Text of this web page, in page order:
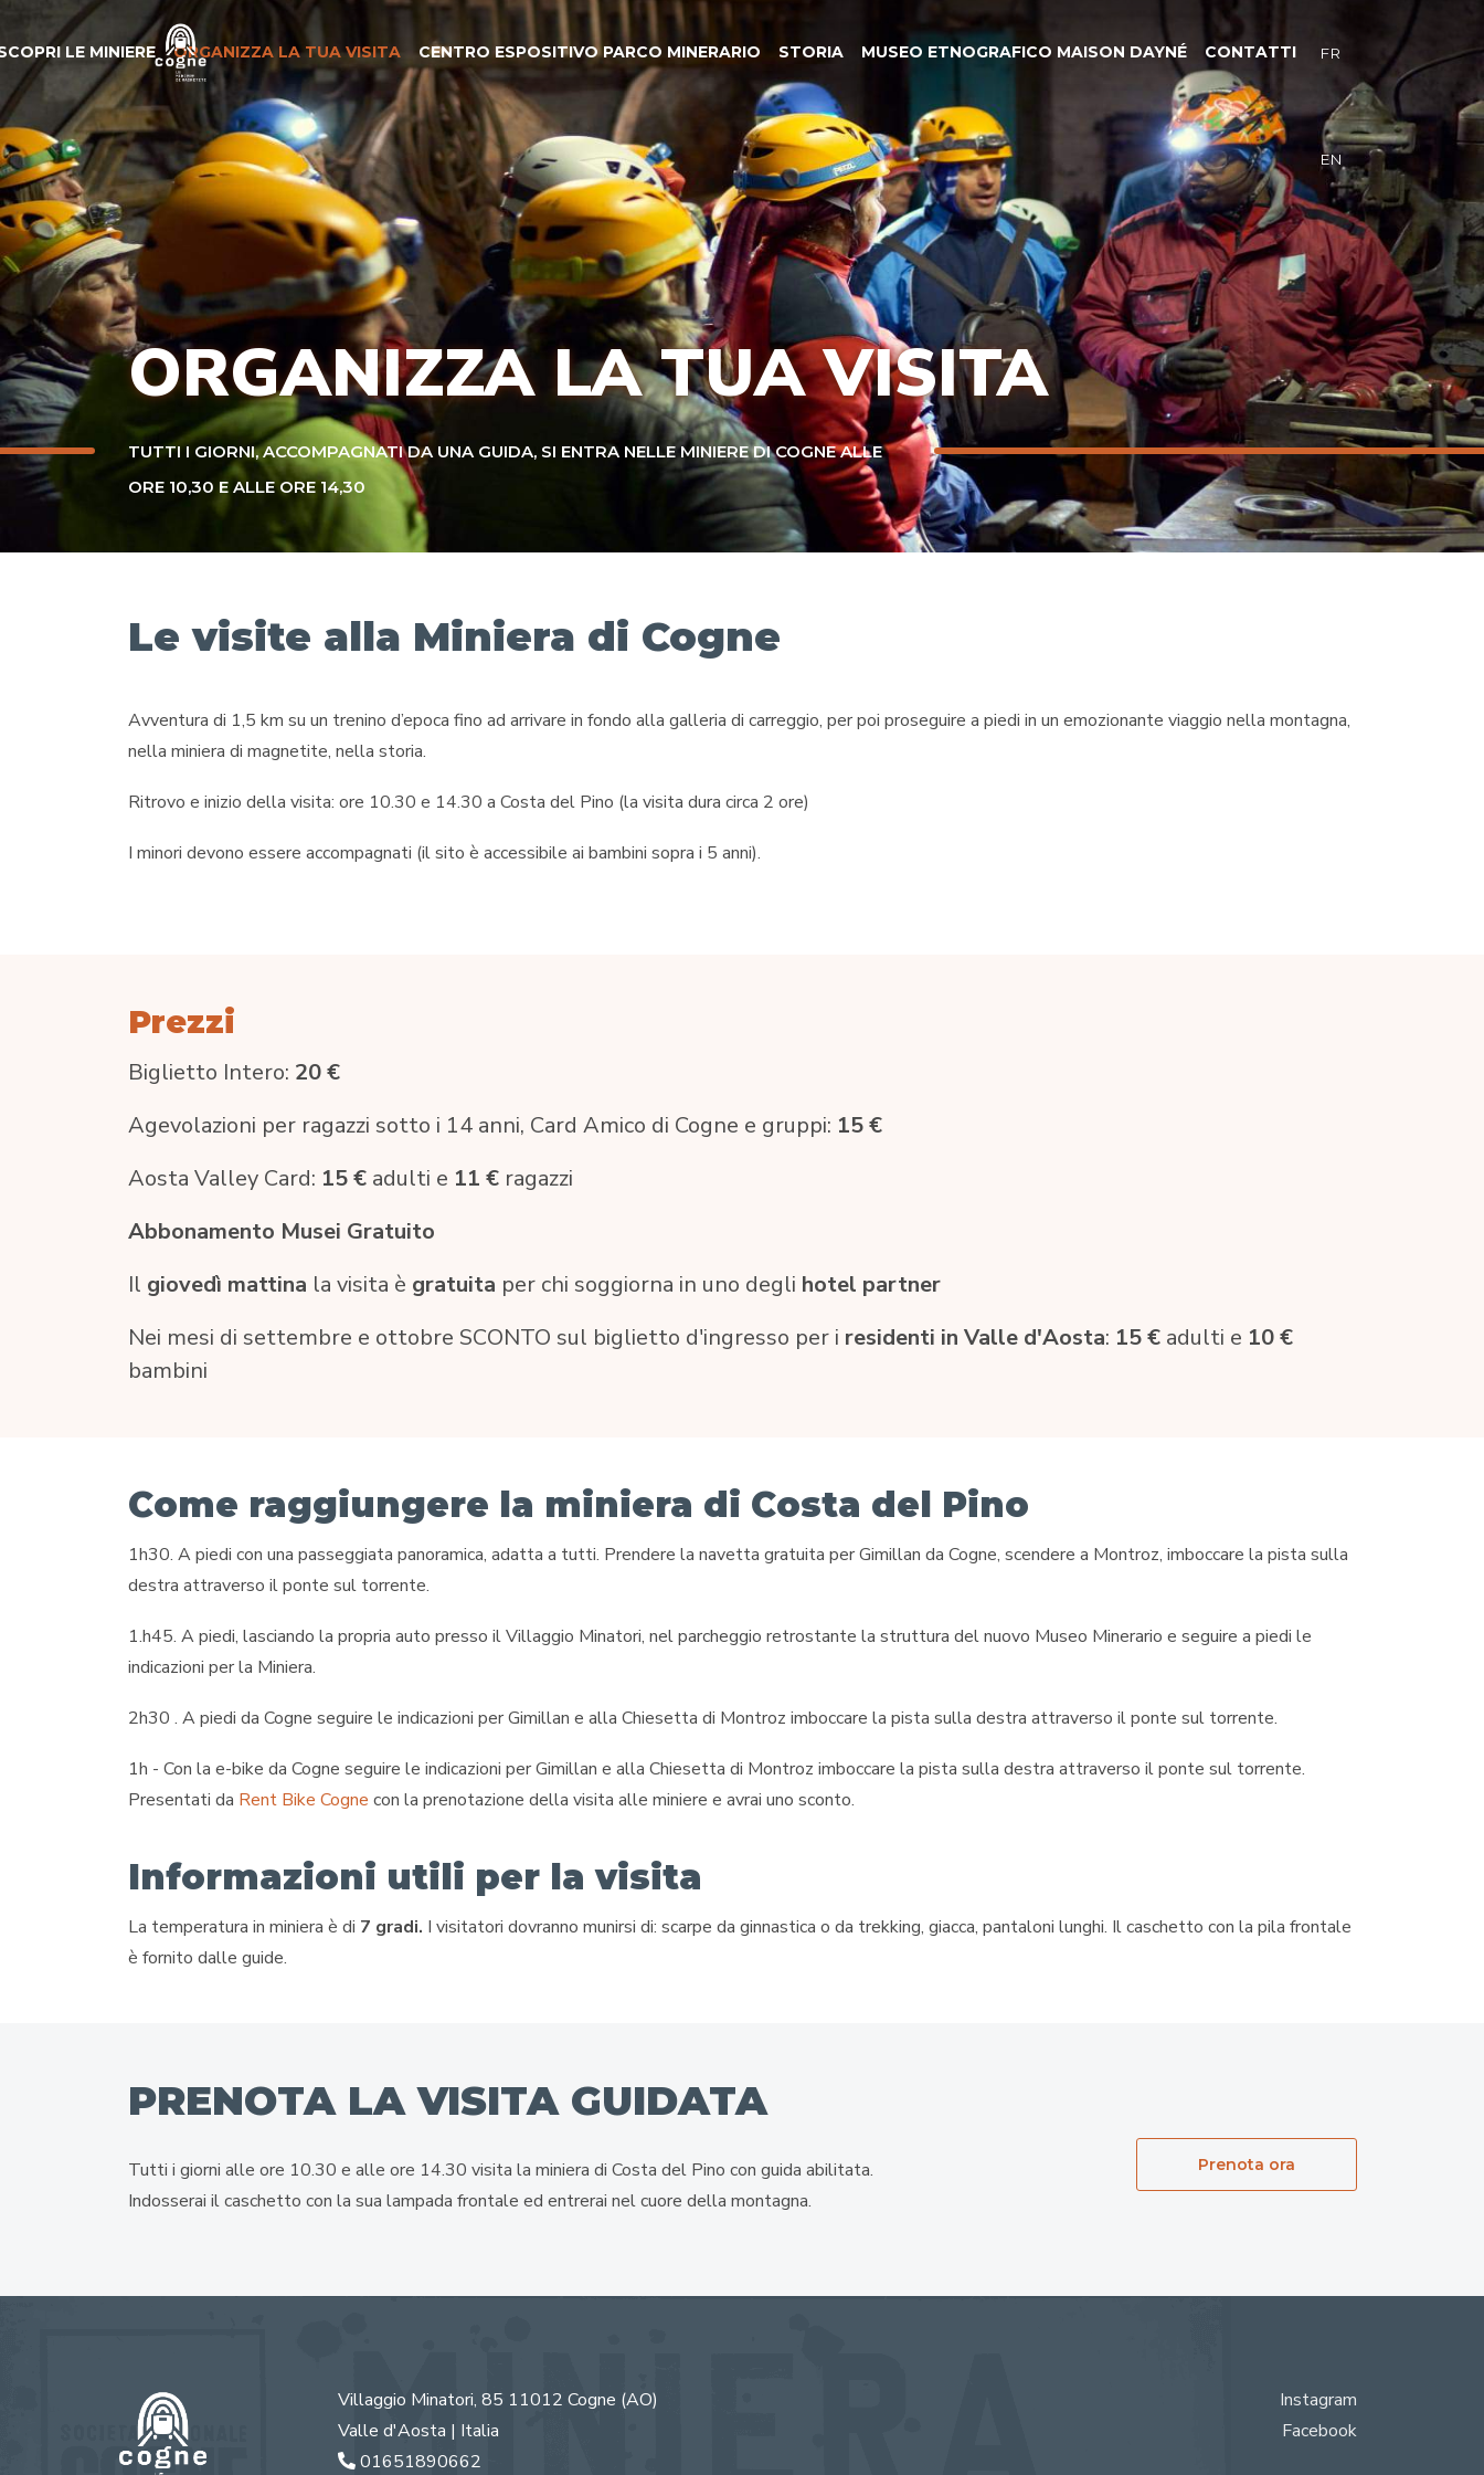
LE MINIERE ORGANIZZA LA TUA VISITA CENTRO ESPOSITIVO PARCO MINERARIO STORIA MUSEO ETNOGRAFICO MAISON DAYNÉ CONTATTI FR
EN
ORGANIZZA LA TUA VISITA
TUTTI I GIORNI, ACCOMPAGNATI DA UNA GUIDA, SI ENTRA NELLE MINIERE DI COGNE ALLE
ORE 10,30 E ALLE ORE 14,30
Le visite alla Miniera di Cogne
Avventura di 1,5 km su un trenino d’epoca fino ad arrivare in fondo alla galleria di carreggio, per poi proseguire a piedi in un emozionante viaggio nella montagna,
nella miniera di magnetite, nella storia.
Ritrovo e inizio della visita: ore 10.30 e 14.30 a Costa del Pino (la visita dura circa 2 ore)
I minori devono essere accompagnati (il sito è accessibile ai bambini sopra i 5 anni).
Prezzi
Biglietto Intero: 20 €
Agevolazioni per ragazzi sotto i 14 anni, Card Amico di Cogne e gruppi: 15 €
Aosta Valley Card: 15 €adulti e 11 €ragazzi
Abbonamento Musei Gratuito
Il giovedì mattina la visita è gratuita per chi soggiorna in uno degli hotel partner
Nei mesi di settembre e ottobre SCONTO sul biglietto d'ingresso per i residenti in Valle d'Aosta: 15 €adulti e 10 €
bambini
Come raggiungere la miniera di Costa del Pino
1h30. A piedi con una passeggiata panoramica, adatta a tutti. Prendere la navetta gratuita per Gimillan da Cogne, scendere a Montroz, imboccare la pista sulla
destra attraverso il ponte sul torrente.
1.h45. A piedi, lasciando la propria auto presso il Villaggio Minatori, nel parcheggio retrostante la struttura del nuovo Museo Minerario e seguire a piedi le
indicazioni per la Miniera.
2h30 . A piedi da Cogne seguire le indicazioni per Gimillan e alla Chiesetta di Montroz imboccare la pista sulla destra attraverso il ponte sul torrente.
1h - Con la e-bike da Cogne seguire le indicazioni per Gimillan e alla Chiesetta di Montroz imboccare la pista sulla destra attraverso il ponte sul torrente.
Presentati da Rent Bike Cogne con la prenotazione della visita alle miniere e avrai uno sconto.
Informazioni utili per la visita
La temperatura in miniera è di 7 gradi. I visitatori dovranno munirsi di: scarpe da ginnastica o da trekking, giacca, pantaloni lunghi. Il caschetto con la pila frontale
è fornito dalle guide.
PRENOTA LA VISITA GUIDATA
Tutti i giorni alle ore 10.30 e alle ore 14.30 visita la miniera di Costa del Pino con guida abilitata.
Indosserai il caschetto con la sua lampada frontale ed entrerai nel cuore della montagna.
Prenota ora
Villaggio Minatori, 85 11012 Cogne (AO)
Valle d'Aosta | Italia
01651890662
Instagram
Facebook